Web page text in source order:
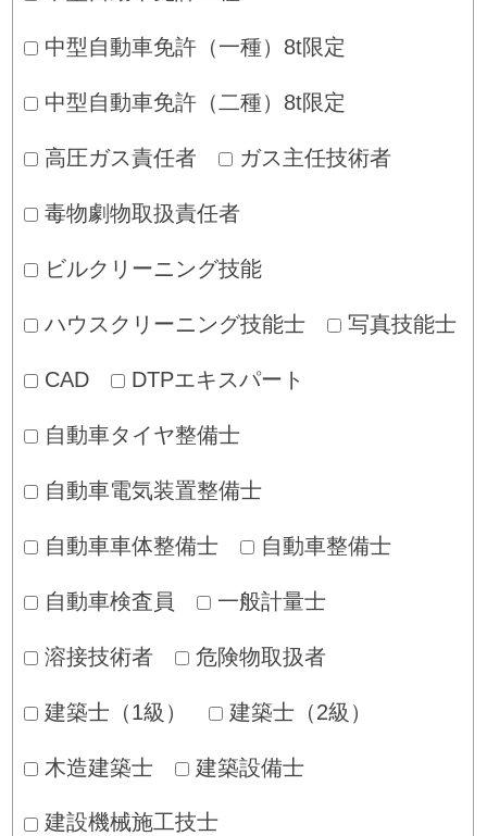
中型自動車免許（一種）8t限定
中型自動車免許（二種）8t限定
高圧ガス責任者 ガス主任技術者
毒物劇物取扱責任者
ビルクリーニング技能
ハウスクリーニング技能士 写真技能士
CAD DTPエキスパート
自動車タイヤ整備士
自動車電気装置整備士
自動車車体整備士 自動車整備士
自動車検査員 一般計量士
溶接技術者 危険物取扱者
建築士（1級） 建築士（2級）
木造建築士 建築設備士
建設機械施工技士